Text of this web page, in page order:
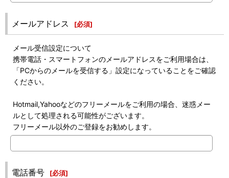
メールアドレス [必須]
メール受信設定について
携帯電話・スマートフォンのメールアドレスをご利用場合は、
「PCからのメールを受信する」設定になっていることをご確認
ください。
Hotmail,Yahooなどのフリーメールをご利用の場合、迷惑メー
ルとして処理される可能性がございます。
フリーメール以外のご登録をお勧めします。
電話番号 [必須]